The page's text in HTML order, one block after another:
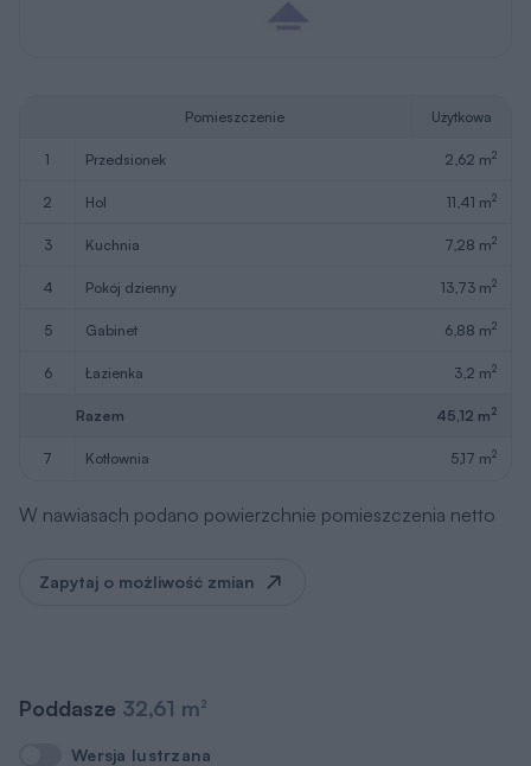
Pomieszczenie Użytkowa
1 przedsionek 2,62 m2
2 hol 11,41 m2
3 kuchnia 7,28 m2
4 pokój dzienny 13,73 m2
5 gabinet 6,88 m2
6 łazienka 3,2 m2
Razem 45,12 m2
7 kotłownia 5,17 m2
W nawiasach podano powierzchnie pomieszczenia netto
Zapytaj o możliwość zmian
Poddasze 32,61 m2
Wersja lustrzana
Wersja lustrzana